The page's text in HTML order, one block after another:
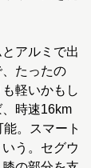
アルミで出
たったの
軽いかもし
時速16km
。スマート
う。セグウ